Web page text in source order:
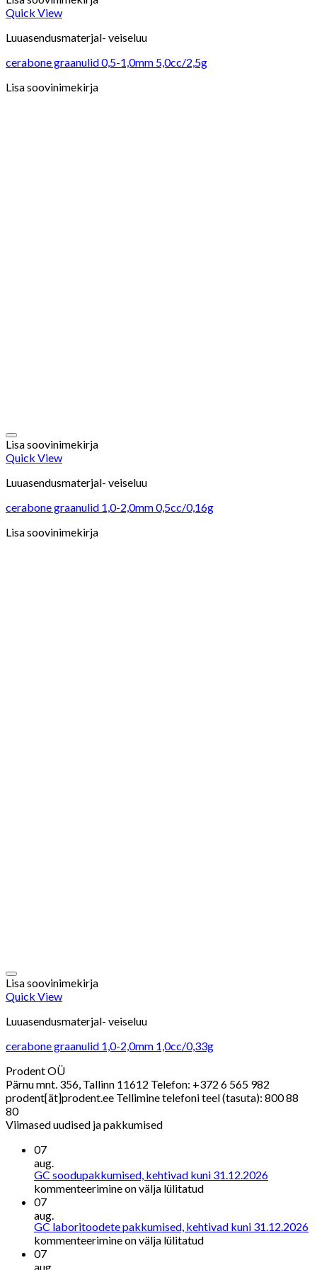
Quick View
Luuasendusmaterjal- veiseluu
cerabone graanulid 0,5-1,0mm 5,0cc/2,5g
Lisa soovinimekirja
Lisa soovinimekirja
Quick View
Luuasendusmaterjal- veiseluu
cerabone graanulid 1,0-2,0mm 0,5cc/0,16g
Lisa soovinimekirja
Lisa soovinimekirja
Quick View
Luuasendusmaterjal- veiseluu
cerabone graanulid 1,0-2,0mm 1,0cc/0,33g
Prodent OÜ
Pärnu mnt. 356, Tallinn 11612 Telefon: +372 6 565 982
prodent[ät]prodent.ee Tellimine telefoni teel (tasuta): 800 88
80
Viimased uudised ja pakkumised
07
aug.
GC soodupakkumised, kehtivad kuni 31.12.2026GC
kommenteerimine on välja lülitatud
07
aug.
GC laboritoodete pakkumised, kehtivad kuni 31.12.2026
kommenteerimine on välja lülitatud
07
aug.